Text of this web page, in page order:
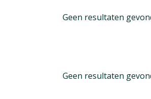
Geen resultaten
Geen resultaten